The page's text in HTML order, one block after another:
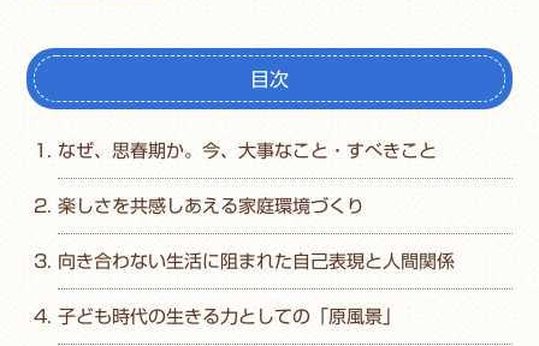
目次
なぜ、思春期か。今、大事なこと・すべきこと
楽しさを共感しあえる家庭環境づくり
向き合わない生活に阻まれた自己表現と人間関係
子ども時代の生きる力としての「原風景」